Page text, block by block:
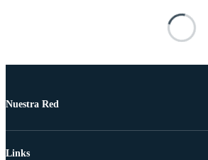
Nuestra Red
Links